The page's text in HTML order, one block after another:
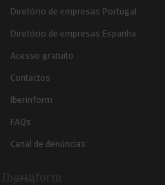
Diretório de empresas Portugal
Diretório de empresas Espanha
Acesso gratuito
Contactos
Iberinform
FAQs
Canal de denúncias
Iberinform